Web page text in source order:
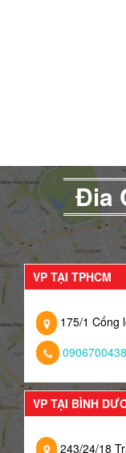
Đia
VP TẠI TPHCM
175/1 Cống
0906700438
VP TẠI BÌNH
243/24/18